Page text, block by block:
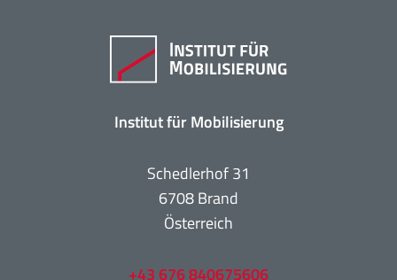
Institut für Mobilisierung
Schedlerhof 31
6708 Brand
Österreich
+43 676 840675606